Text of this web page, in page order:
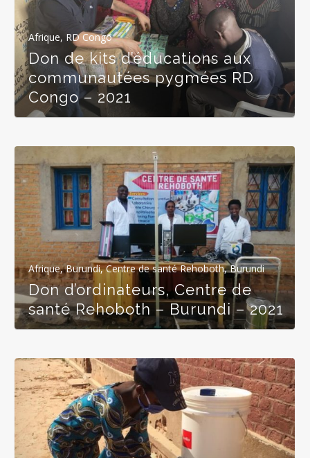
Afrique, RD Congo
Don de kits d’éducations aux
communautées pygmées RD
Congo – 2021
Afrique,Burundi,Centre de santé Rehoboth, Burundi
Don d’ordinateurs, Centre de
santé Rehoboth – Burundi – 2021